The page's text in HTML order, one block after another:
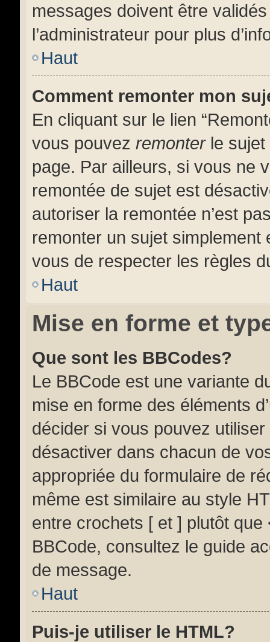
messages doivent être
l’administrateur pour plus
Haut
Comment remonter mon
En cliquant sur le lien
vous pouvez remonterle sujet
page. Par ailleurs, si vous ne
remontée de sujet est
autoriser la remontée n’est
remonter un sujet
vous de respecter les règles
Haut
Mise en forme et
Que sont les BBCodes?
Le BBCode est une variante
mise en forme des éléments
décider si vous pouvez
désactiver dans chacun de
appropriée du formulaire de
même est similaire au style
entre crochets [ et ] plutôt que
BBCode, consultez le guide
de message.
Haut
Puis-je utiliser le HTML?